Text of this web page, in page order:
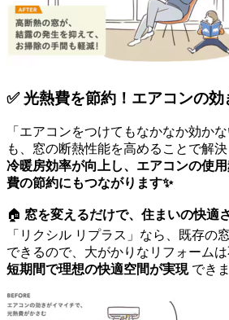
✅光熱費を節約！エアコンの効
「エアコンをつけてもなかなか効か
も、窓の断熱性能を高めることで解決
冷暖房効率が向上し、エアコンの使
費の節約にもつながります✨
🏠 窓を変えるだけで、住まいの快適
「リクシル リプラス」なら、既存の
できるので、大がかりなリフォームは
短期間で理想の快適空間が実現でき